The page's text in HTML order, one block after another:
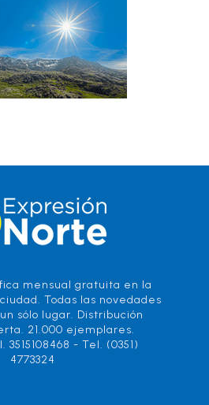
mensual gratuita en la
Todas las novedades
sólo lugar. Distribución
21.000 ejemplares.
3515108468 - Tel. (0351)
4773324